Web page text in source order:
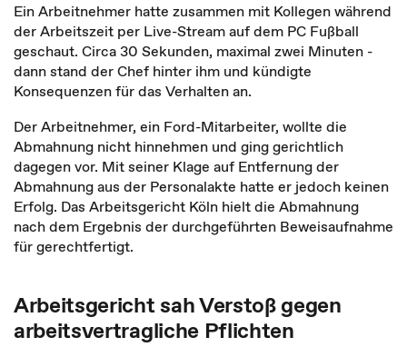
Ein Arbeitnehmer hatte zusammen mit Kollegen während
der Arbeitszeit per Live-Stream auf dem PC Fußball
geschaut. Circa 30 Sekunden, maximal zwei Minuten -
dann stand der Chef hinter ihm und kündigte
Konsequenzen für das Verhalten an.
Der Arbeitnehmer, ein Ford-Mitarbeiter, wollte die
Abmahnung nicht hinnehmen und ging gerichtlich
dagegen vor. Mit seiner Klage auf Entfernung der
Abmahnung aus der Personalakte hatte er jedoch keinen
Erfolg. Das Arbeitsgericht Köln hielt die Abmahnung
nach dem Ergebnis der durchgeführten Beweisaufnahme
für gerechtfertigt.
Arbeitsgericht sah Verstoß gegen
arbeitsvertragliche Pflichten